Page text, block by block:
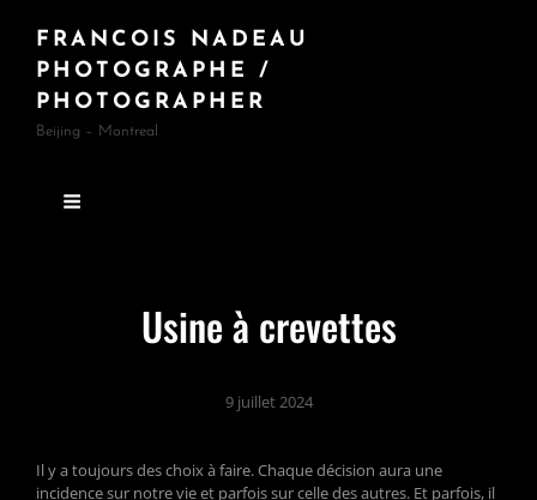
FRANCOIS NADEAU
PHOTOGRAPHE /
PHOTOGRAPHER
Beijing – Montreal
Usine à crevettes
9 juillet 2024
Il y a toujours des choix à faire. Chaque décision aura une
incidence sur notre vie et parfois sur celle des autres. Et parfois, il